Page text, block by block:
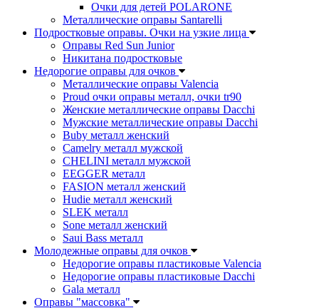
Очки для детей POLARONE
Металлические оправы Santarelli
Подростковые оправы. Очки на узкие лица
Оправы Red Sun Junior
Никитана подростковые
Недорогие оправы для очков
Металлические оправы Valencia
Proud очки оправы металл, очки tr90
Женские металлические оправы Dacchi
Мужские металлические оправы Dacchi
Buby металл женский
Camelry металл мужской
CHELINI металл мужской
EEGGER металл
FASION металл женский
Hudie металл женский
SLEK металл
Sone металл женский
Saui Bass металл
Молодежные оправы для очков
Недорогие оправы пластиковые Valencia
Недорогие оправы пластиковые Dacchi
Gala металл
Оправы "массовка"